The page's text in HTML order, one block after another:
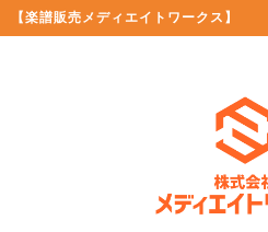
【楽譜販売メディエイトワークス】